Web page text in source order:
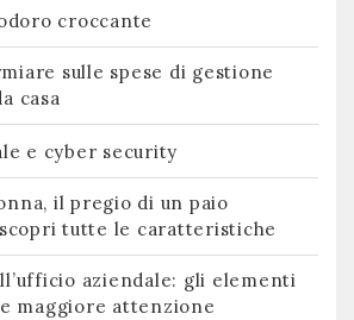
croccante
sulle spese di gestione
casa
e cyber security
il pregio di un paio
tutte le caratteristiche
aziendale: gli elementi
maggiore attenzione